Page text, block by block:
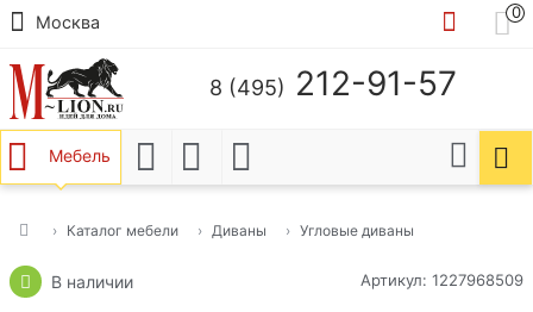
Москва
0
8 (495) 212-91-57
Мебель
Каталог мебели Диваны Угловые диваны
В наличии Артикул: 1227968509